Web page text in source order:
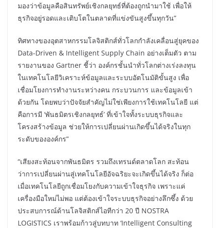
มองว่าข้อมูลคือสินทรัพย์เชิงกลยุทธ์ที่ต้องถูกนำมาใช้ เพื่อให้
ธุรกิจอยู่รอดและเติบโตในตลาดที่แข่งขันสูงขึ้นทุกวัน”
ทิศทางของอุตสาหกรรมโลจิสติกส์ทั่วโลกกำลังเคลื่อนสู่ยุคของ
Data-Driven & Intelligent Supply Chain อย่างเต็มตัว ตาม
รายงานของ Gartner ชี้ว่า องค์กรชั้นนำทั่วโลกต่างเร่งลงทุน
ในเทคโนโลยีวิเคราะห์ข้อมูลและระบบอัตโนมัติขั้นสูง เพื่อ
เชื่อมโยงการทำงานระหว่างคน กระบวนการ และข้อมูลเข้า
ด้วยกัน โดยพบว่าปัจจัยสำคัญไม่ใช่เพียงการใช้เทคโนโลยี แต่
คือการมี ‘พันธมิตรเชิงกลยุทธ์’ ที่เข้าใจทั้งระบบธุรกิจและ
โครงสร้างข้อมูล ช่วยให้การเปลี่ยนผ่านเกิดขึ้นได้จริงในทุก
ระดับขององค์กร”
“เสียงสะท้อนจากพันธมิตร รวมถึงเทรนด์ตลาดโลก สะท้อน
ว่าการเปลี่ยนผ่านสู่เทคโนโลยีอัจฉริยะจะเกิดขึ้นได้จริง ก็ต่อ
เมื่อเทคโนโลยีถูกเชื่อมโยงกับความเข้าใจธุรกิจ เพราะแค่
เครื่องมือใหม่ไม่พอ แต่ต้องเข้าใจระบบธุรกิจอย่างลึกซึ้ง ด้วย
ประสบการณ์ด้านโลจิสติกส์ไอทีกว่า 20 ปี NOSTRA
LOGISTICS เราพร้อมก้าวสู่บทบาท ‘Intelligent Consulting